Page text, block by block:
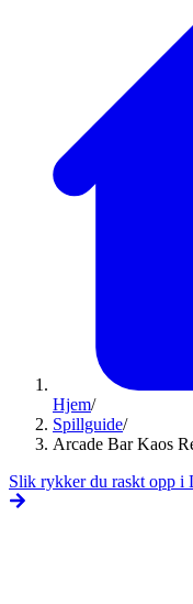
Hjem/
Spillguide/
Arcade Bar Kaos
Slik rykker du raskt opp i